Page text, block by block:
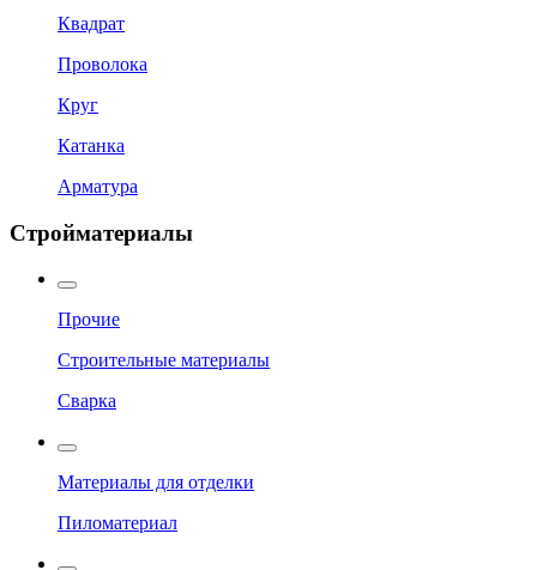
Квадрат
Проволока
Круг
Катанка
Арматура
Стройматериалы
Прочие
Строительные материалы
Сварка
Материалы для отделки
Пиломатериал